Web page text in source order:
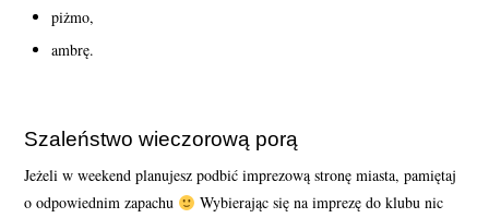
piżmo,
ambrę.
Szaleństwo wieczorową porą
Jeżeli w weekend planujesz podbić imprezową stronę miasta, pamiętaj
o odpowiednim zapachu
Wybierając się na imprezę do klubu nic